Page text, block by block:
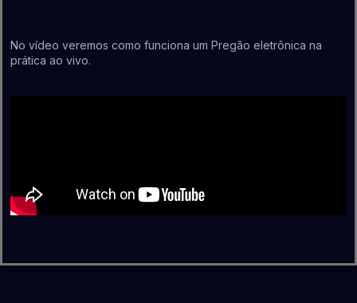
No vídeo veremos como funciona um Pregão eletrônica na
prática ao vivo.